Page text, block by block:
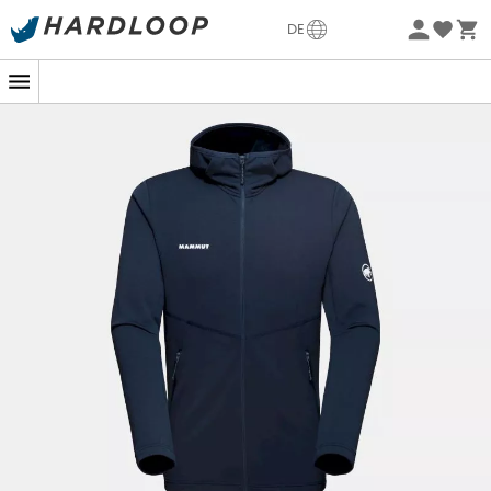
DE
Sommerangebote🔥 -5% EXTRA ab 2 Produkten* Code
Ob Sie nun einen epischen Aufstieg oder eine einfache
Wanderung in den kalten Alpenbergen planen, die
Aconcagua Light ML Hooded Jacket fürHerren
wird Ihr Verbündeter sein. Lassen Sie sich
nicht von ihrem einschüchternden Namen täuschen; es
handelt sich um eine leichte Fleecejacke, die perfekt für
anspruchsvolle sportliche Abenteuer geeignet ist, bei
denen Komfort und Bewegungsfreiheit entscheidend